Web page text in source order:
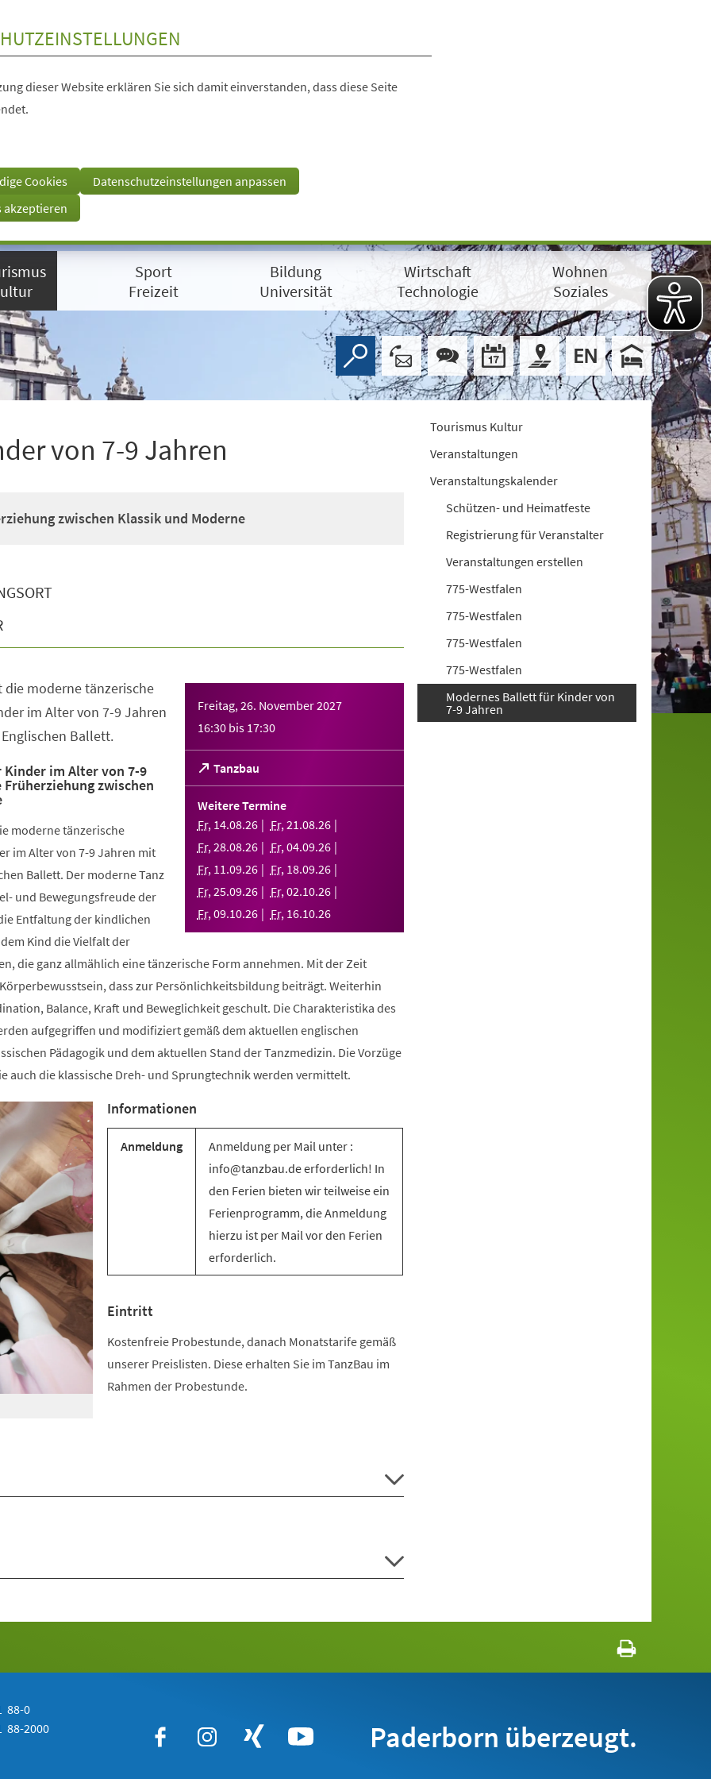
dieser Website erklären Sie sich damit einverstanden, dass diese Seite
Cookies
Datenschutzeinstellungen anpassen
akzeptieren
Sport
Freizeit
Bildung
Universität
Wirtschaft
Technologie
Wohnen
Soziales
von 7-9 Jahren
zwischen Klassik und Moderne
Freitag, 26. November 2027
16:30 bis 17:30
Tanzbau
(Öffnet
in
einem
Tab)
Weitere Termine
Fr, 14.08.26 Fr,21.08.26
Fr,28.08.26 Fr,04.09.26
Fr, 11.09.26 Fr, 18.09.26
Fr,25.09.26 Fr,02.10.26
Fr,09.10.26 Fr, 16.10.26
die moderne tänzerische
im Alter von 7-9 Jahren
Ballett.
im Alter von 7-9
zwischen
moderne tänzerische
im Alter von 7-9 Jahren mit
Ballett. Der moderne Tanz
und Bewegungsfreude der
Entfaltung der kindlichen
Kind die Vielfalt der
die ganz allmählich eine tänzerische Form annehmen. Mit der Zeit
dass zur Persönlichkeitsbildung beiträgt. Weiterhin
Balance, Kraft und Beweglichkeit geschult. Die Charakteristika des
aufgegriffen und modifiziert gemäß dem aktuellen englischen
Pädagogik und dem aktuellen Stand der Tanzmedizin. Die Vorzüge
auch die klassische Dreh- und Sprungtechnik werden vermittelt.
Informationen
Anmeldung
Anmeldung per Mail unter :
info@tanzbau.de erforderlich! In
den Ferien bieten wir teilweise ein
Ferienprogramm, die Anmeldung
hierzu ist per Mail vor den Ferien
erforderlich.
Eintritt
Kostenfreie Probestunde, danach Monatstarife gemäß
unserer Preislisten. Diese erhalten Sie im TanzBau im
Rahmen der Probestunde.
Tourismus Kultur
Veranstaltungen
Veranstaltungskalender
Schützen- und Heimatfeste
Registrierung für Veranstalter
Veranstaltungen erstellen
775-Westfalen
775-Westfalen
775-Westfalen
775-Westfalen
Modernes Ballett für Kinder von
7-9 Jahren
88-0
88-2000 Paderborn überzeugt.